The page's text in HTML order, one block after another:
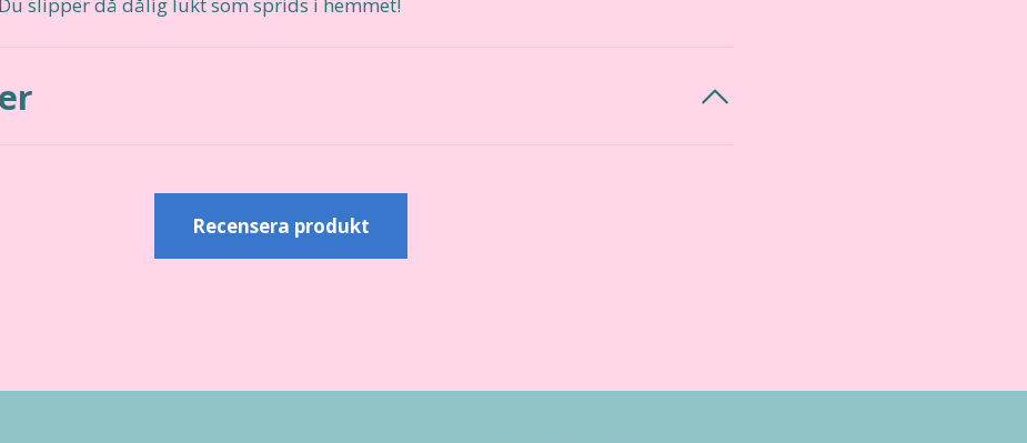
Recensera produkt